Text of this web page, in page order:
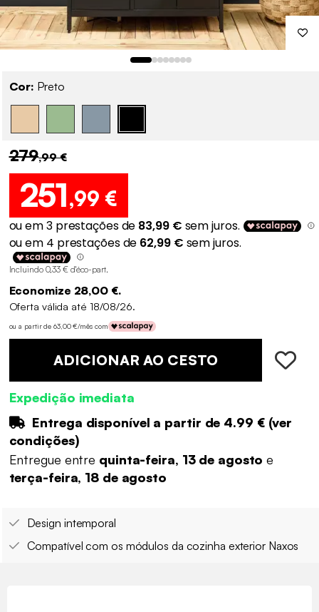
Cor: Preto
279,99 €
251,99 €
Incluindo 0,33 € d'éco-part.
Economize 28,00 €.
Oferta válida até 18/08/26.
ou a partir de 63,00 €/mês com
ADICIONAR AO CESTO
Expedição imediata
Entrega disponível a partir de 4.99 €(ver
condições)
Entregue entre quinta-feira, 13 de agostoe
terça-feira, 18 de agosto
Design intemporal
Compatível com os módulos da cozinha exterior Naxos